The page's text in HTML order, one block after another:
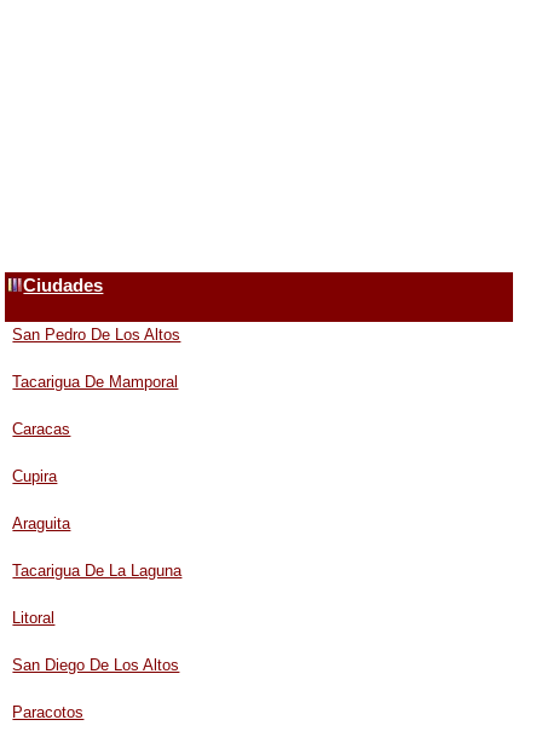
Ciudades
San Pedro De Los Altos
Tacarigua De Mamporal
Caracas
Cupira
Araguita
Tacarigua De La Laguna
Litoral
San Diego De Los Altos
Paracotos